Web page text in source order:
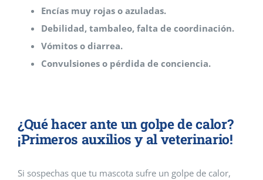
Encías muy rojas o azuladas.
Debilidad, tambaleo, falta de coordinación.
Vómitos o diarrea.
Convulsiones o pérdida de conciencia.
¿Qué hacer ante un golpe de calor?
¡Primeros auxilios y al veterinario!
Si sospechas que tu mascota sufre un golpe de calor,